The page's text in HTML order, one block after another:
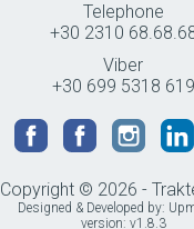
Telephone
+30 2310
Viber
+30 699 5318 619
Copyright © 2026 -
Designed & Developed by:
version: v1.8.3